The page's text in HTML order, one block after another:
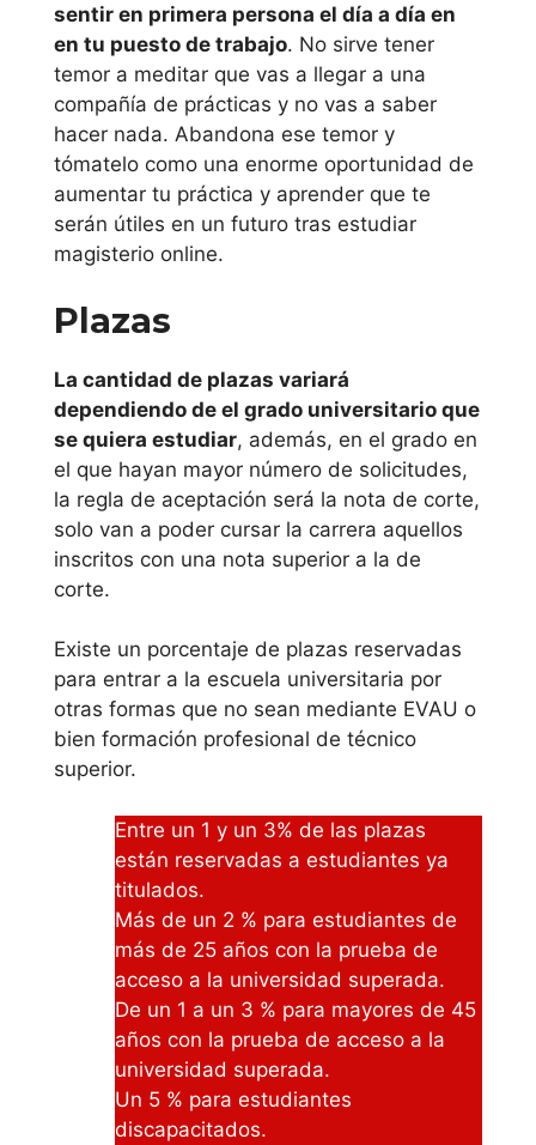
Universidad de
Murcia
Univeridad
es dónde
estudiar
online
Te anexamos a
continuación una
lista de
universidades
donde puedes
estudiar magisterio
a distancia sin que
presencial, si bien
no siempre y en
toda circunstancia
todos los grados
que pueden haber
prácticas.
Uned
Alternativa
s y cursos
de
magisterio
sentir en primera persona el día a día en
en tu puesto de trabajo. No sirve tener
temor a meditar que vas a llegar a una
compañía de prácticas y no vas a saber
hacer nada. Abandona ese temor y
tómatelo como una enorme oportunidad de
aumentar tu práctica y aprender que te
serán útiles en un futuro tras estudiar
magisterio online.
Plazas
La cantidad de plazas variará
dependiendo de el grado universitario que
se quiera estudiar, además, en el grado en
el que hayan mayor número de solicitudes,
la regla de aceptación será la nota de corte,
solo van a poder cursar la carrera aquellos
inscritos con una nota superior a la de
corte.
Existe un porcentaje de plazas reservadas
para entrar a la escuela universitaria por
otras formas que no sean mediante EVAU o
bien formación profesional de técnico
superior.
Entre un 1 y un 3% de las plazas
están reservadas a estudiantes ya
titulados.
Más de un 2 % para estudiantes de
más de 25 años con la prueba de
acceso a la universidad superada.
De un 1 a un 3 % para mayores de 45
años con la prueba de acceso a la
universidad superada.
Un 5 % para estudiantes
discapacitados.